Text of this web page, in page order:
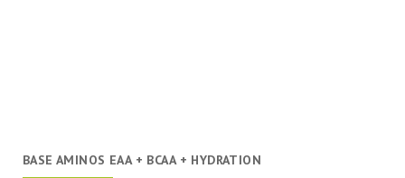
BASE AMINOS EAA + BCAA + HYDRATION